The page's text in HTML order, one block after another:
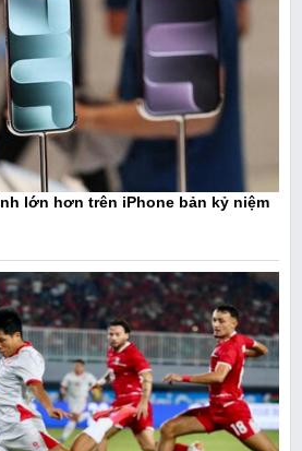
lớn hơn trên iPhone bản kỷ niệm